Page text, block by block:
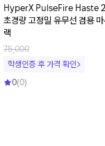
HyperX PulseFire Haste
초경량 고정밀 유무선 겸용
랙
75,000
학생인증 후 가격 확인
0(0)